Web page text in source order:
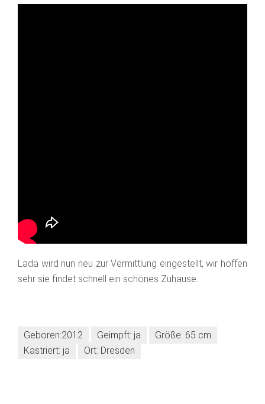
Lada wird nun neu zur Vermittlung eingestellt, wir hoffen
sehr sie findet schnell ein schönes Zuhause.
Geboren:2012 Geimpft: ja
Größe: 65 cm
Kastriert: ja
Ort: Dresden